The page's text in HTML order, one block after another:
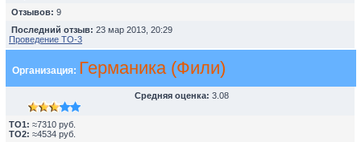
Отзывов: 9
Последний отзыв: 23 мар 2013, 20:29
Проведение ТО-3
Организация: Германика (Фили)
Средняя оценка: 3.08
TO1: ≈7310 руб.
TO2: ≈4534 руб.